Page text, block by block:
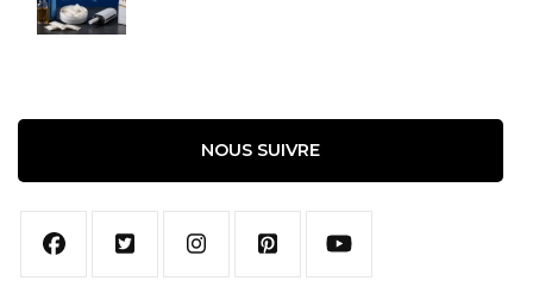
NOUS SUIVRE